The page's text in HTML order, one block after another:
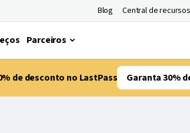
Blog Central de recursos
Parceiros
de desconto no LastPass Garanta 30%